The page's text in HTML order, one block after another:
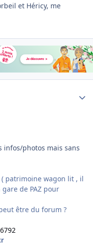
et Héricy, me
infos/photos mais sans
patrimoine wagon lit , il
de PAZ pour
être du forum ?